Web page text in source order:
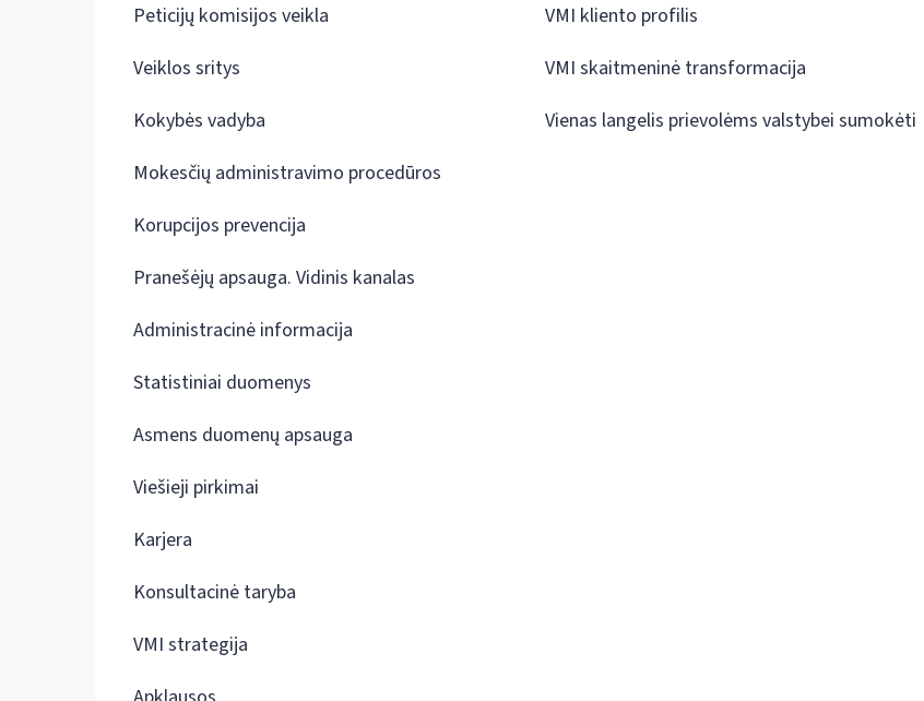
Peticijų komisijos veikla
Veiklos sritys
Kokybės vadyba
Mokesčių administravimo procedūros
Korupcijos prevencija
Pranešėjų apsauga. Vidinis kanalas
Administracinė informacija
Statistiniai duomenys
Asmens duomenų apsauga
Viešieji pirkimai
Karjera
Konsultacinė taryba
VMI strategija
VMI kliento profilis
VMI skaitmeninė transformacija
Vienas langelis prievolėms valstybei sumokėti